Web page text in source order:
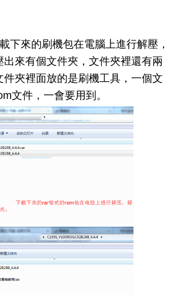
下來的刷機包在電腦上進行解壓，
來有個文件夾，文件夾裡還有兩
件夾裡面放的是刷機工具，一個文
文件，一會要用到。